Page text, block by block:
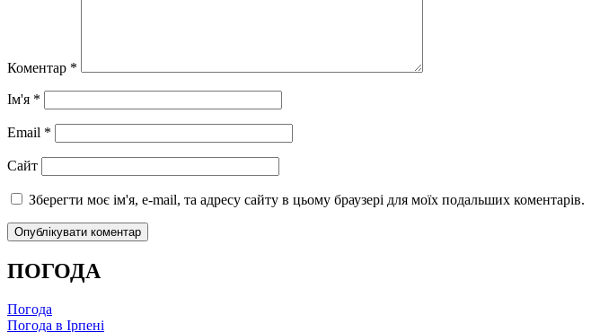
Коментар *
Ім'я *
Email *
Сайт
Зберегти моє ім'я, e-mail, та адресу сайту в цьому браузері для моїх подальших коментарів.
ПОГОДА
Погода
Погода в Ірпені